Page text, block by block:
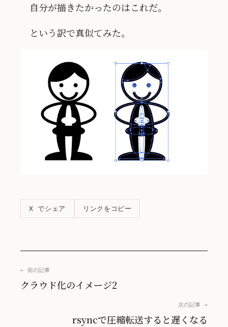
自分が描きたかったのはこれだ。
という訳で真似てみた。
X でシェア リンクをコピー
← 前の記事
クラウド化のイメージ2
次の記事 →
rsyncで圧縮転送すると遅くなる